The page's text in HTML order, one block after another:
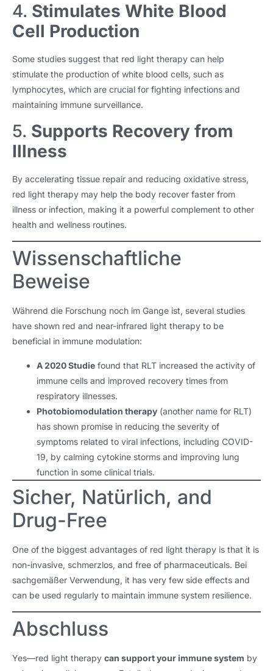
4. Stimulates White Blood
Cell Production
Some studies suggest that red light therapy can help
stimulate the production of white blood cells, such as
lymphocytes, which are crucial for fighting infections and
maintaining immune surveillance.
5. Supports Recovery from
Illness
By accelerating tissue repair and reducing oxidative stress,
red light therapy may help the body recover faster from
illness or infection, making it a powerful complement to other
health and wellness routines.
Wissenschaftliche
Beweise
Während die Forschung noch im Gange ist, several studies
have shown red and near-infrared light therapy to be
beneficial in immune modulation:
A 2020 Studie found that RLT increased the activity of
immune cells and improved recovery times from
respiratory illnesses.
Photobiomodulation therapy (another name for RLT)
has shown promise in reducing the severity of
symptoms related to viral infections, including COVID-
19, by calming cytokine storms and improving lung
function in some clinical trials.
Sicher, Natürlich, and
Drug-Free
One of the biggest advantages of red light therapy is that it is
non-invasive, schmerzlos, and free of pharmaceuticals. Bei
sachgemäßer Verwendung, it has very few side effects and
can be used regularly to maintain immune system resilience.
Abschluss
Yes—red light therapy can support your immune system by